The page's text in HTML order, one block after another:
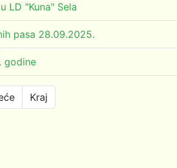
LD "Kuna" Sela
pasa 28.09.2025.
godine
Kraj